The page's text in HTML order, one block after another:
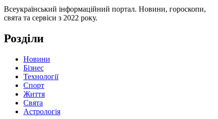
Всеукраїнський інформаційний портал. Новини, гороскопи,
свята та сервіси з 2022 року.
Розділи
Новини
Бізнес
Технології
Спорт
Життя
Свята
Астрологія